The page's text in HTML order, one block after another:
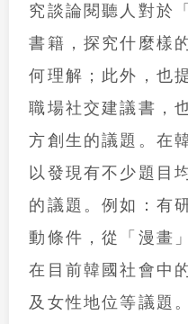
究談論閱聽人對於
書籍，探究什麼樣
何理解；此外，也
職場社交建議書，
方創生的議題。在
以發現有不少題目
的議題。例如：有
動條件，從「漫畫
在目前韓國社會中
及女性地位等議題